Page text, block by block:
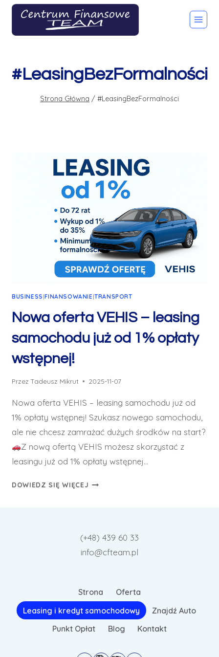
Przejdź
treści
#LeasingBezFormalności
Strona Główna / #LeasingBezFormalności
BUSINESS |FINANSOWANIE |TRANSPORT
Nowa oferta VEHIS – leasing
samochodu już od 1% opłaty
wstępnej!
Przez Tadeusz Mikrut 2025-11-07
Nowa oferta VEHIS – leasing samochodu już od
1% opłaty wstępnej! Szukasz nowego samochodu,
ale nie chcesz zamrażać dużych środków na start?
Z nową ofertą VEHIS możesz skorzystać z
leasingu już od 1% opłaty wstępnej…
DOWIEDZ SIĘ WIĘCEJ NOWA
SAMOCHODU
JUŻ
WSTĘPNEJ!
(+48) 439 60 33
info@cfteam.pl
Strona
Oferta
Leasing i kredyt samochodowy
Znajdź Auto
Punkt Opłat
Blog Kontakt